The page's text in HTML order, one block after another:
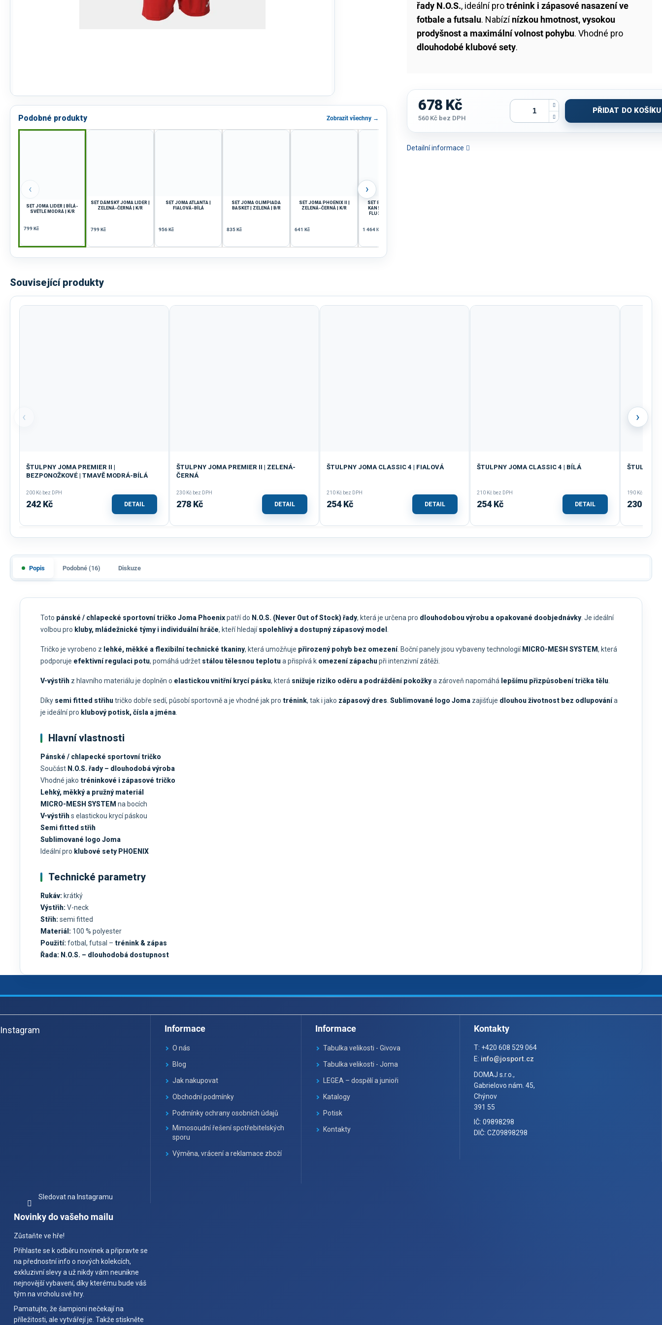
Podobné produkty Zobrazit všechny →
‹
SET JOMA LIDER | BÍLÁ-
SVĚTLE MODRÁ | K/R
799 Kč
SET DÁMSKÝ JOMA LIDER |
ZELENÁ-ČERNÁ | K/R
799 Kč
SET JOMA ATLANTA |
FIALOVÁ-BÍLÁ
956 Kč
SET JOMA OLIMPIADA
BASKET | ZELENÁ | B/R
835 Kč
SET JOMA PHOENIX II |
ZELENÁ-ČERNÁ | K/R
641 Kč
SET BASKETBAL JOMA
KANSAS | TYRKYSOVÁ
FLUO-TMAVĚ MODRÁ
1 464 Kč
›
řady N.O.S., ideální protrénink i zápasové nasazení ve
fotbale a futsalu. Nabízínízkou hmotnost, vysokou
prodyšnost a maximální volnost pohybu. Vhodné pro
dlouhodobé klubové sety.
Detailní informace
678 Kč
560 Kč bez DPH
PŘIDAT DO KOŠÍKU
Související produkty
‹
ŠTULPNY JOMA PREMIER II |
BEZPONOŽKOVÉ | TMAVĚ MODRÁ-BÍLÁ
200 Kč bez DPH
242 Kč DETAIL
ŠTULPNY JOMA PREMIER II | ZELENÁ-
ČERNÁ
230 Kč bez DPH
278 Kč DETAIL
ŠTULPNY JOMA CLASSIC 4 | FIALOVÁ
210 Kč bez DPH
254 Kč DETAIL
ŠTULPNY JOMA CLASSIC 4 | BÍLÁ
210 Kč bez DPH
254 Kč DETAIL
ŠTULPNY
190 Kč bez
230 Kč
›
Popis Podobné (16) Diskuze
Toto pánské / chlapecké sportovní tričko Joma Phoenixpatří do N.O.S. (Never Out of Stock) řady, která je určena pro dlouhodobou výrobu a opakované doobjednávky. Je ideální
volbou pro kluby, mládežnické týmy i individuální hráče, kteří hledajíspolehlivý a dostupný zápasový model .
Tričko je vyrobeno z lehké, měkké a flexibilní technické tkaniny, která umožňuje přirozený pohyb bez omezení. Boční panely jsou vybaveny technologií MICRO-MESH SYSTEM, která
podporuje efektivní regulaci potu, pomáhá udržet stálou tělesnou teplotua přispívá k omezení zápachupři intenzivní zátěži.
V-výstřih z hlavního materiálu je doplněn o elastickou vnitřní krycí pásku, která snižuje riziko oděru a podráždění pokožkya zároveň napomáhá lepšímu přizpůsobení trička tělu.
Díky semi fitted střihutričko dobře sedí, působí sportovně a je vhodné jak pro trénink, tak i jako zápasový dres. Sublimované logo Joma zajišťuje dlouhou životnost bez odlupovánía
je ideální pro klubový potisk, čísla a jména.
Hlavní vlastnosti
Pánské / chlapecké sportovní tričko
Součást N.O.S. řady – dlouhodobá výroba
Vhodné jako tréninkové i zápasové tričko
Lehký, měkký a pružný materiál
MICRO-MESH SYSTEM na bocích
V-výstřihs elastickou krycí páskou
Semi fitted střih
Sublimované logo Joma
Ideální pro klubové sety PHOENIX
Technické parametry
Rukáv: krátký
Výstřih: V-neck
Střih: semi fitted
Materiál: 100 % polyester
Použití: fotbal, futsal – trénink & zápas
Řada: N.O.S. – dlouhodobá dostupnost
á
pInstagram
Sledovat na Instagramu
Informace
O nás
Blog
Jak nakupovat
Obchodní podmínky
Podmínky ochrany osobních údajů
Mimosoudní řešení spotřebitelských
sporu
Výměna, vrácení a reklamace zboží
Informace
Tabulka velikosti - Givova
Tabulka velikosti - Joma
LEGEA – dospělí a junioři
Katalogy
Potisk
Kontakty
Kontakty
T: +420 608 529 064
E: info@josport.cz
DOMAJ s.r.o.,
Gabrielovo nám. 45,
Chýnov
391 55
IČ: 09898298
DIČ: CZ09898298
Novinky do vašeho mailu
Zůstaňte ve hře!
Přihlaste se k odběru novinek a připravte se
na přednostní info o nových kolekcích,
exkluzivní slevy a už nikdy vám neunikne
nejnovější vybavení, díky kterému bude váš
tým na vrcholu své hry.
Pamatujte, že šampioni nečekají na
příležitosti, ale vytvářejí je. Takže stiskněte